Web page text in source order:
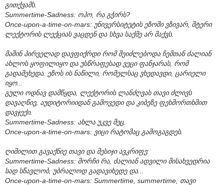
გითქვამს.
Summertime-Sadness: ოჰო, რა გჭირს?
Once-upon-a-time-on-mars: უნივერსიტეტის ეზოში ვზივარ, შტერი
ლექტორის ლექციას ვაცდენ და სხვა საქმე არ მაქვს.
მაშინ პირველად დავფიქრდი რომ შეიძლებოდა ჩემთან ძალიან
ახლოს ყოფილიყო და უსწრაფესად ვეცი ფანჯარას, რომ
გადამეხედა. ეზოს ის ნაწილი, რომელსაც ვხედავდი, ცარიელი
იყო...
გული ოდნავ დამწყდა, ლექტორის ლანძღვას თავი ძლივს
დავაღწიე, აუდიტორიიდან გამოვედი და კიბეზე ფეხმორთხმით
დავჯექი.
Summertime-Sadness: ახლა უკვე მეც.
Once-upon-a-time-on-mars: ვიცი რატომაც გამოგაგდეს.
ღიმილით გავაქნიე თავი და მესიჯი ავკრიფე:
Summertime-Sadness: მორჩი რა, ძალიან ადვილი მისახვედრია
სად სწავლობ, უბრალოდ გადავიხედე და...
Once-upon-a-time-on-mars: Summertime, summertime, თავი